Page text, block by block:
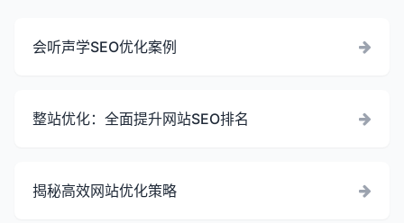
会听声学SEO优化案例
整站优化：全面提升网站SEO排名
揭秘高效网站优化策略